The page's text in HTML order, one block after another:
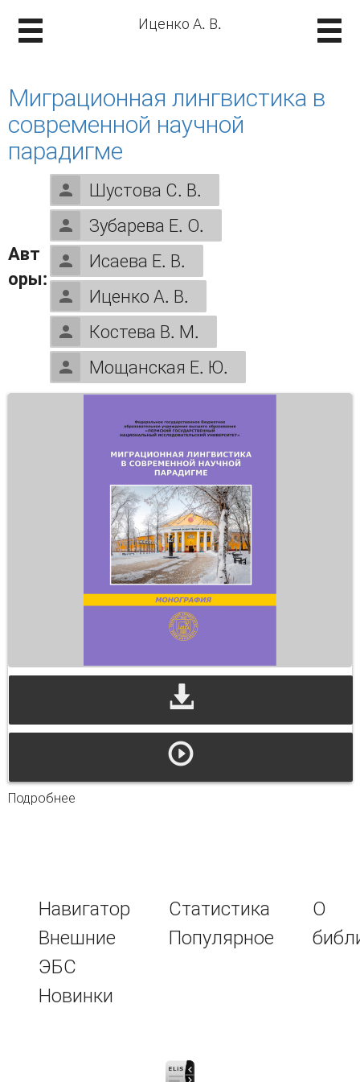
Иценко А. В.
Миграционная лингвистика в
современной научной
парадигме
Авт
оры:
Шустова С. В.
Зубарева Е. О.
Исаева Е. В.
Иценко А. В.
Костева В. М.
Мощанская Е. Ю.
Подробнее
Навигатор
Внешние
ЭБС
Новинки
Статистика
Популярное
О